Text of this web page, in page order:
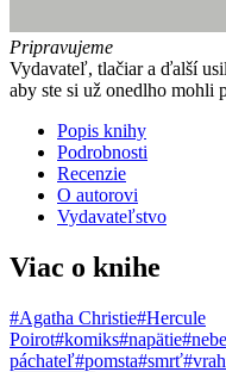
Pripravujeme
Vydavateľ, tlačiar a ďalší
aby ste si už onedlho mohli
Popis knihy
Podrobnosti
Recenzie
O autorovi
Vydavateľstvo
Viac o knihe
#Agatha Christie#Hercule
Poirot#komiks#napätie
páchateľ#pomsta#smrť#vrah